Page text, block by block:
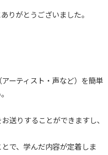
りがとうございました。
ーティスト・声など）を簡単
送りすることができますし、
で、学んだ内容が定着しま